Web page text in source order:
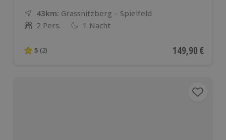
43km: Entfernung
Standort
Grassnitzberg – Spielfeld
Anzahl der Teilnehmer
2 Pers. 1 Nacht
5 von 5 Sternen basierend auf 2 Bewertungen
5 (2) Aktueller Preis
149,90 €